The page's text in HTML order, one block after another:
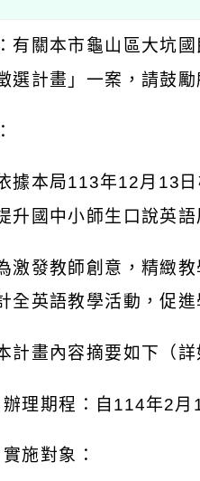
有關本市龜山區大坑
選計畫」一案，請鼓
據本局113年12月 13
升國中小師生口說英
激發教師創意，精緻
全英語教學活動，促
計畫內容摘要如下（詳
辦理期程：自 114年2月
實施對象：